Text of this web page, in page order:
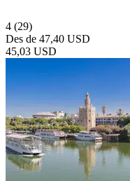
4 (29)
Des de 47,40 USD
45,03 USD